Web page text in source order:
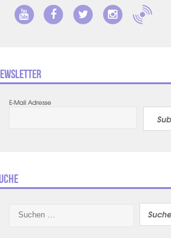
E-Mail Adresse
nach: